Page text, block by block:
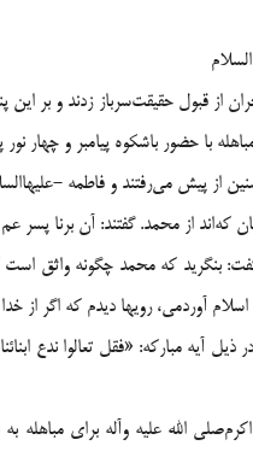
قبول حقيقت‌سرباز زدند و بر اين
با حضور باشكوه پيامبر و
از پيش مى‌رفتند و فاطمه -
كه‌اند از محمد. گفتند: آن برنا
بنگريد كه محمد چگونه واثق است
آوردمى، رويها ديدم كه اگر از
الله عليه وآله براى مباهله